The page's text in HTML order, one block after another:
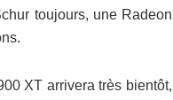
toujours, une Radeon
XT arrivera très bientôt,